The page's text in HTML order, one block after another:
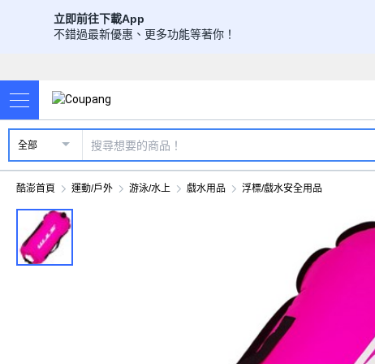
立即前往下載App
不錯過最新優惠、更多功能等著你！
全部
酷澎首頁 運動/戶外 游泳/水上 戲水用品 浮標/戲水安全用品